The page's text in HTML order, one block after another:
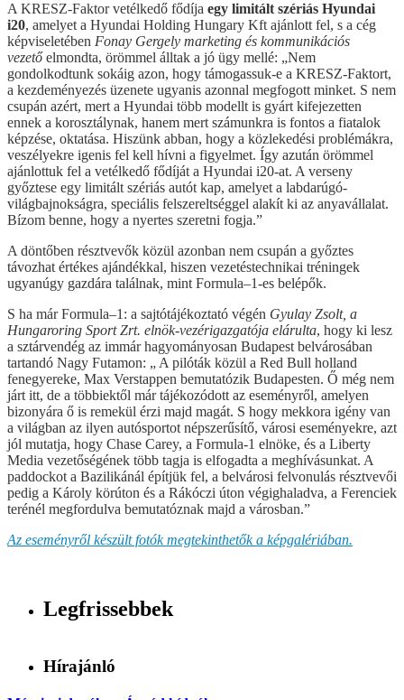
A KRESZ-Faktor vetélkedő fődíja egy limitált szériás Hyundai
i20, amelyet a Hyundai Holding Hungary Kft ajánlott fel, s a cég
képviseletében Fonay Gergely marketing és kommunikációs
vezetőelmondta, örömmel álltak a jó ügy mellé: „Nem
gondolkodtunk sokáig azon, hogy támogassuk-e a KRESZ-Faktort,
a kezdeményezés üzenete ugyanis azonnal megfogott minket. S nem
csupán azért, mert a Hyundai több modellt is gyárt kifejezetten
ennek a korosztálynak, hanem mert számunkra is fontos a fiatalok
képzése, oktatása. Hiszünk abban, hogy a közlekedési problémákra,
veszélyekre igenis fel kell hívni a figyelmet. Így azután örömmel
ajánlottuk fel a vetélkedő fődíját a Hyundai i20-at. A verseny
győztese egy limitált szériás autót kap, amelyet a labdarúgó-
világbajnokságra, speciális felszereltséggel alakít ki az anyavállalat.
Bízom benne, hogy a nyertes szeretni fogja.”
A döntőben résztvevők közül azonban nem csupán a győztes
távozhat értékes ajándékkal, hiszen vezetéstechnikai tréningek
ugyanúgy gazdára találnak, mint Formula–1-es belépők.
S ha már Formula–1: a sajtótájékoztató végén Gyulay Zsolt, a
Hungaroring Sport Zrt. elnök-vezérigazgatója elárulta, hogy ki lesz
a sztárvendég az immár hagyományosan Budapest belvárosában
tartandó Nagy Futamon: „ A pilóták közül a Red Bull holland
fenegyereke, Max Verstappen bemutatózik Budapesten. Ő még nem
járt itt, de a többiektől már tájékozódott az eseményről, amelyen
bizonyára ő is remekül érzi majd magát. S hogy mekkora igény van
a világban az ilyen autósportot népszerűsítő, városi eseményekre, azt
jól mutatja, hogy Chase Carey, a Formula-1 elnöke, és a Liberty
Media vezetőségének több tagja is elfogadta a meghívásunkat. A
paddockot a Bazilikánál építjük fel, a belvárosi felvonulás résztvevői
pedig a Károly körúton és a Rákóczi úton végighaladva, a Ferenciek
terénél megfordulva bemutatóznak majd a városban.”
Az eseményről készült fotók megtekinthetők a képgalériában.
Legfrissebbek
Hírajánló